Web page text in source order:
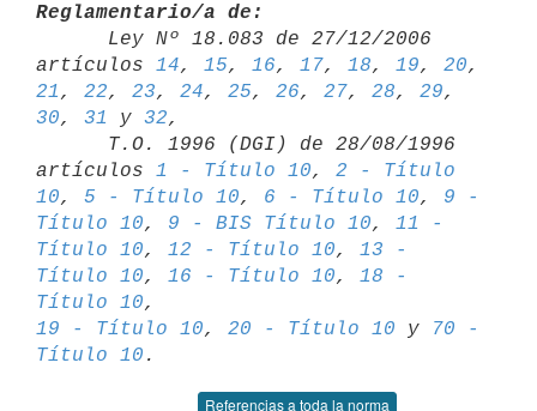
Reglamentario/a de:
artículos 14, 15, 16, 17, 18, 19, 20
21 , 22, 23, 24, 25, 26, 27, 28, 29
30, 31 y 32,
artículos 1 - Título 10, 2 - Título
10, 5 - Título 10, 6 - Título 10, 9 -
Título 10, 9 - BIS Título 10, 11 -
Título 10, 12 - Título 10, 13 -
Título 10, 16 - Título 10, 18 -
Título 10
19 - Título 10, 20 - Título 10 y
70 -
Título 10
Referencias a toda la norma